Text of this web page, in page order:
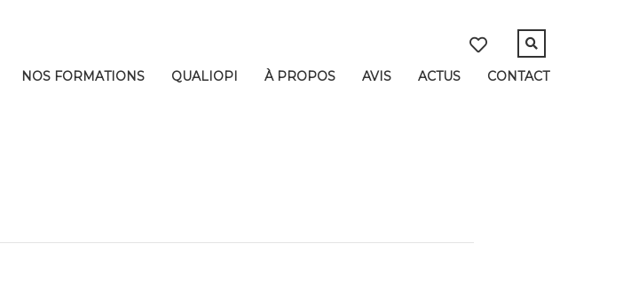
NOS FORMATIONS QUALIOPI À PROPOS AVIS ACTUS CONTACT